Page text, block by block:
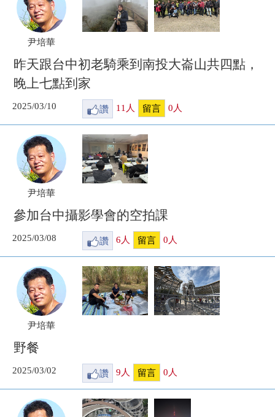
尹培華
昨天跟台中初老騎乘到南投大崙山共四點，
晚上七點到家
2025/03/10 讚 11 人 留言 0 人
尹培華
參加台中攝影學會的空拍課
2025/03/08 讚 6 人 留言 0 人
尹培華
野餐
2025/03/02 讚 9 人 留言 0 人